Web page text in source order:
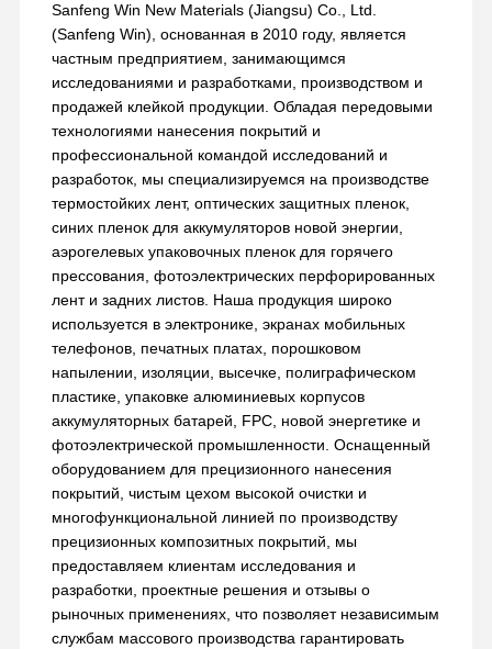
Sanfeng Win New Materials (Jiangsu) Co., Ltd.
(Sanfeng Win), основанная в 2010 году, является
частным предприятием, занимающимся
исследованиями и разработками, производством и
продажей клейкой продукции. Обладая передовыми
технологиями нанесения покрытий и
профессиональной командой исследований и
разработок, мы специализируемся на производстве
термостойких лент, оптических защитных пленок,
синих пленок для аккумуляторов новой энергии,
аэрогелевых упаковочных пленок для горячего
прессования, фотоэлектрических перфорированных
лент и задних листов. Наша продукция широко
используется в электронике, экранах мобильных
телефонов, печатных платах, порошковом
напылении, изоляции, высечке, полиграфическом
пластике, упаковке алюминиевых корпусов
аккумуляторных батарей, FPC, новой энергетике и
фотоэлектрической промышленности. Оснащенный
оборудованием для прецизионного нанесения
покрытий, чистым цехом высокой очистки и
многофункциональной линией по производству
прецизионных композитных покрытий, мы
предоставляем клиентам исследования и
разработки, проектные решения и отзывы о
рыночных применениях, что позволяет независимым
службам массового производства гарантировать